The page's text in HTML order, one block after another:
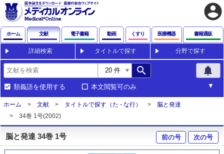
account_circle
ホーム 文献 電子書籍 動画 くすり 医療機器 書籍通販
詳細検索 タイトルで探す 分野で探す
search notifications
類義語を使用する 本文閲覧可のみ
ホーム 文献 タイトルで探す（た - な行）
脳と発達
34巻 1号(2002)
脳と発達 34巻 1号 前の号 次の号